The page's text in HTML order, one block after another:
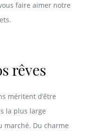
faire aimer notre
rêves
méritent d’être
la plus large
marché. Du charme